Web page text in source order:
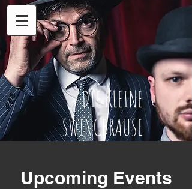
DIE KLEINE
SWINGBRAUSE
Upcoming Events